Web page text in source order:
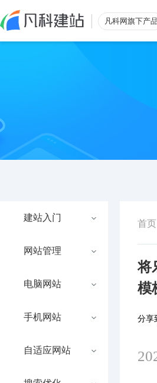
凡科网旗下产品
建站入门
网站管理
电脑网站
手机网站
自适应网站
首页
将
模
分享